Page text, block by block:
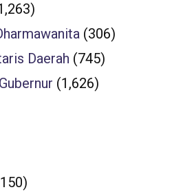
(306)
Daerah (745)
(1,626)